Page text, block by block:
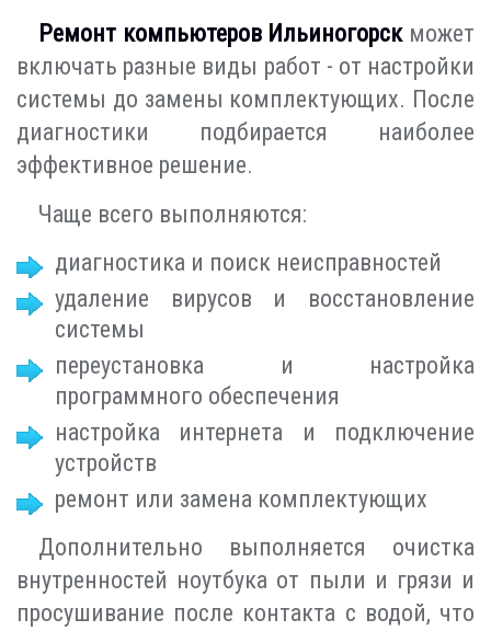
Ремонт компьютеров Ильиногорскможет
включать разные виды работ - от настройки
системы до замены комплектующих. После
диагностики подбирается наиболее
эффективное решение.
Чаще всего выполняются:
диагностика и поиск неисправностей
удаление вирусов и восстановление
системы
переустановка и настройка
программного обеспечения
настройка интернета и подключение
устройств
ремонт или замена комплектующих
Дополнительно выполняется очистка
внутренностей ноутбука от пыли и грязи и
просушивание после контакта с водой, что